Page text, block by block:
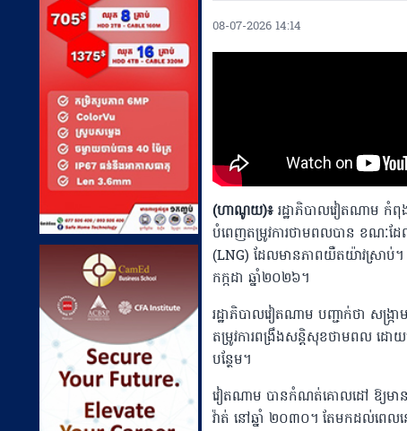
08-07-2026 14:14
(ហាណូយ)៖រដ្ឋាភិបាលវៀតណាម កំពុង
បំពេញតម្រូវការថាមពលបាន ខណៈដែល
(LNG) ដែលមានភាពយឺតយ៉ាវស្រាប់។
កក្កដា ឆ្នាំ២០២៦។
រដ្ឋាភិបាលវៀតណាម បញ្ជាក់ថា សង្រ្
តម្រូវការពង្រឹងសន្តិសុខថាមពល ដោយ
បន្ថែម។
វៀតណាម បានកំណត់គោលដៅ ឱ្យមាន
វ៉ាត់ នៅឆ្នាំ ២០៣០។ តែមកដល់ពេល